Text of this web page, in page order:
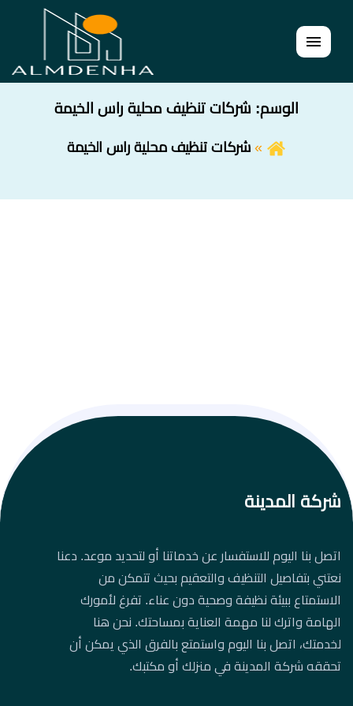
القائمة
الوسم: شركات تنظيف محلية راس الخيمة
شركات تنظيف محلية راس الخيمة
شركة المدينة
اتصل بنا اليوم للاستفسار عن خدماتنا أو لتحديد موعد. دعنا
نعتني بتفاصيل التنظيف والتعقيم بحيث تتمكن من
الاستمتاع ببيئة نظيفة وصحية دون عناء. تفرغ لأمورك
الهامة واترك لنا مهمة العناية بمساحتك. نحن هنا
لخدمتك، اتصل بنا اليوم واستمتع بالفرق الذي يمكن أن
تحققه شركة المدينة في منزلك أو مكتبك.